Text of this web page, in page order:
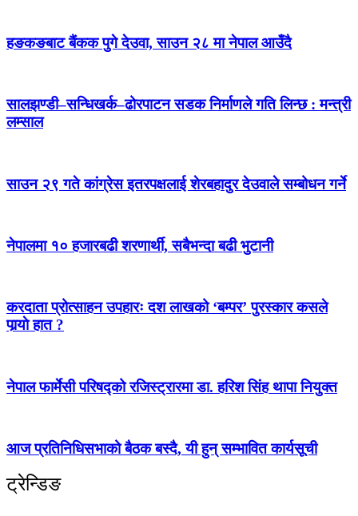
हङकङबाट बैंकक पुगे देउवा, साउन २८ मा नेपाल आउँदै
सालझण्डी–सन्धिखर्क–ढोरपाटन सडक निर्माणले गति लिन्छ : मन्त्री
लम्साल
साउन २९ गते कांग्रेस इतरपक्षलाई शेरबहादुर देउवाले सम्बोधन गर्ने
नेपालमा १० हजारबढी शरणार्थी, सबैभन्दा बढी भुटानी
करदाता प्रोत्साहन उपहारः दश लाखको ‘बम्पर’ पुरस्कार कसले
पार्‍याे हात ?
नेपाल फार्मेसी परिषद्को रजिस्ट्रारमा डा. हरिश सिंह थापा नियुक्त
आज प्रतिनिधिसभाको बैठक बस्दै, यी हुन् सम्भावित कार्यसूची
ट्रेन्डिङ